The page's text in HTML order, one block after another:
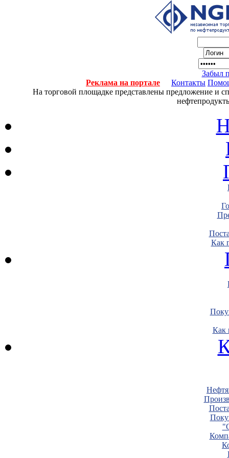
Забыл
Реклама на портале
Контакты
На торговой площадке представлены предложение и
Как
Как